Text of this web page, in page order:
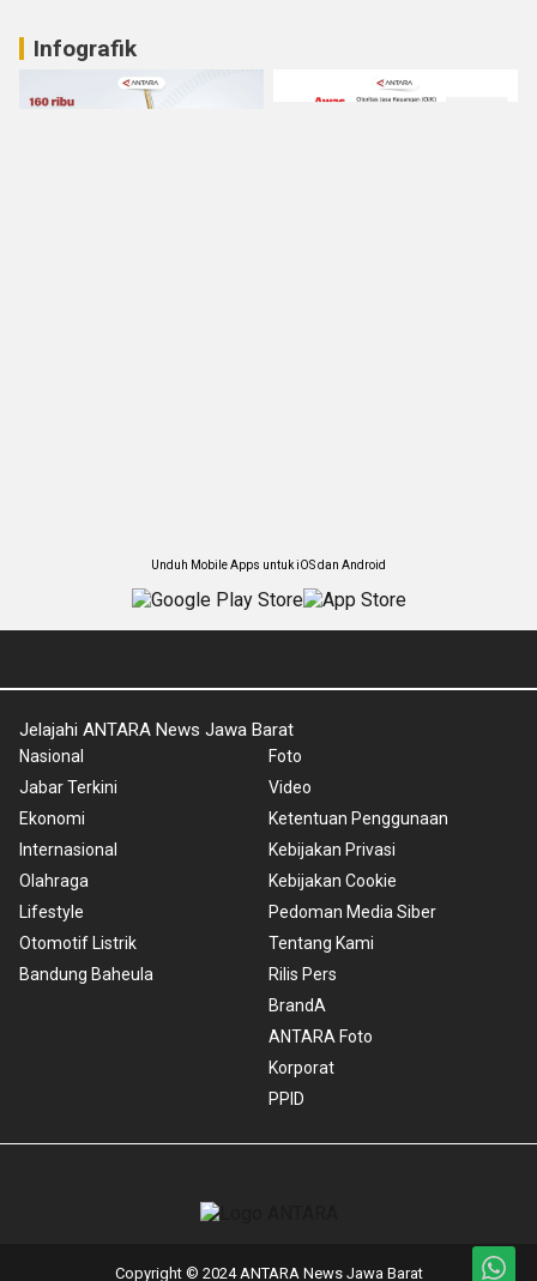
Infografik
Unduh Mobile Apps untuk iOS dan Android
Jelajahi ANTARA News Jawa Barat
Nasional
Jabar Terkini
Ekonomi
Internasional
Olahraga
Lifestyle
Otomotif Listrik
Bandung Baheula
Foto
Video
Ketentuan Penggunaan
Kebijakan Privasi
Kebijakan Cookie
Pedoman Media Siber
Tentang Kami
Rilis Pers
BrandA
ANTARA Foto
Korporat
PPID
Copyright © 2024 ANTARA News Jawa Barat